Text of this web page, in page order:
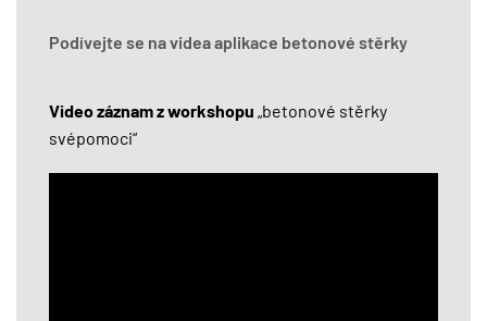
Podívejte se na videa aplikace betonové stěrky
Video záznam z workshopu „betonové stěrky
svépomoci“